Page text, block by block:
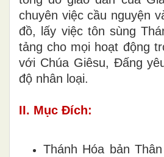
chuyên việc cầu nguyện
đồ, lấy việc tôn sùng
tảng cho mọi hoạt động
với Chúa Giêsu, Đấng
độ nhân loại.
II. Mục Đích:
Thánh Hóa bản